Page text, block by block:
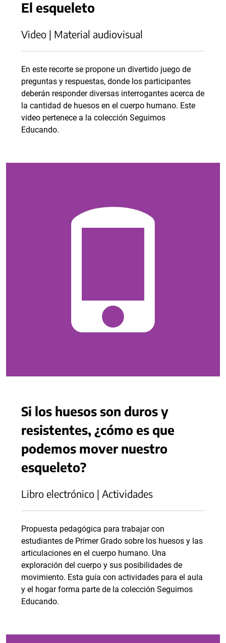
El esqueleto
Video | Material audiovisual
En este recorte se propone un divertido juego de
preguntas y respuestas, donde los participantes
deberán responder diversas interrogantes acerca de
la cantidad de huesos en el cuerpo humano. Este
video pertenece a la colección Seguimos
Educando.
Si los huesos son duros y
resistentes, ¿cómo es que
podemos mover nuestro
esqueleto?
Libro electrónico | Actividades
Propuesta pedagógica para trabajar con
estudiantes de Primer Grado sobre los huesos y las
articulaciones en el cuerpo humano. Una
exploración del cuerpo y sus posibilidades de
movimiento. Esta guía con actividades para el aula
y el hogar forma parte de la colección Seguimos
Educando.